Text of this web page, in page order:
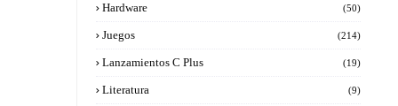
Hardware (50)
Juegos (214)
Lanzamientos C Plus (19)
Literatura (9)